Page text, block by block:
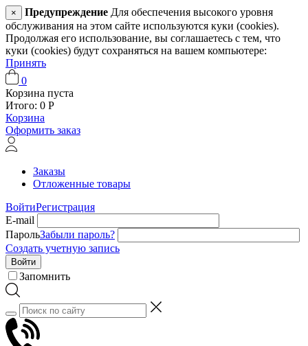
× Предупреждение Для обеспечения высокого уровня
обслуживания на этом сайте используются куки (cookies).
Продолжая его использование, вы соглашаетесь с тем, что
куки (cookies) будут сохраняться на вашем компьютере:
Принять
0
Корзина пуста
Итого: 0 Р
Корзина
Оформить заказ
Заказы
Отложенные товары
ВойтиРегистрация
E-mail
ПарольЗабыли пароль?
Создать учетную запись
Войти
Запомнить